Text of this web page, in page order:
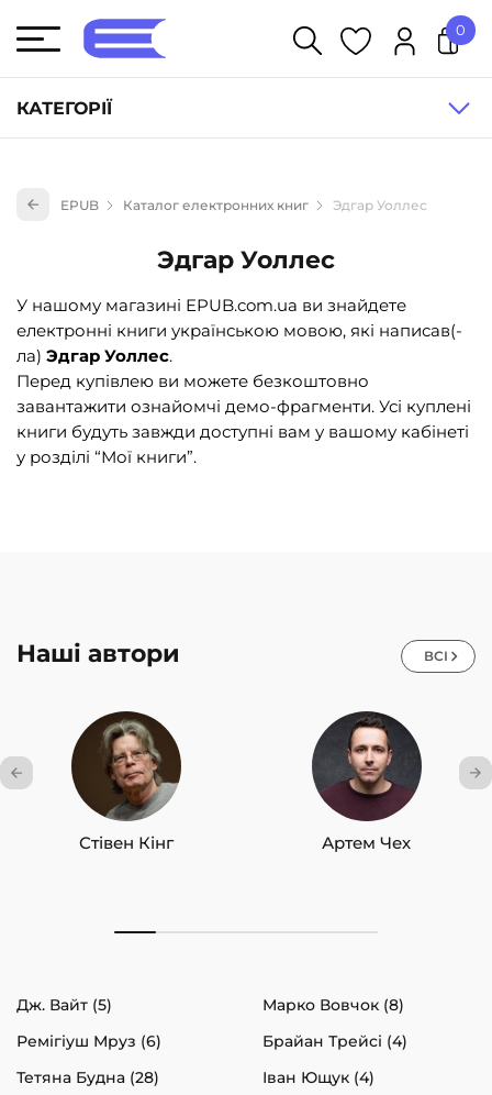
КАТЕГОРІЇ
Книги для дітей (836)
Книги для підлітків (240)
Навчальна література та посібники (527)
Енциклопедії, довідники, словники (55)
Подарункові сертифікати (1)
0
EPUB Каталог електронних книг Эдгар Уоллес
Эдгар Уоллес
У нашому магазині EPUB.com.ua ви знайдете
електронні книги українською мовою, які написав(-
ла) Эдгар Уоллес.
Перед купівлею ви можете безкоштовно
завантажити ознайомчі демо-фрагменти. Усі куплені
книги будуть завжди доступні вам у вашому кабінеті
у розділі “Мої книги”.
Наші автори ВСІ
Стівен Кінг Артем Чех
Дж. Вайт (5)
Марко Вовчок (8)
Ремігіуш Мруз (6)
Брайан Трейсі (4)
Тетяна Будна (28)
Іван Ющук (4)